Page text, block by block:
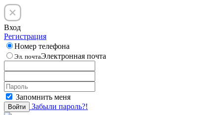
Вход
Регистрация
Номер телефона
Эл. почтаЭлектронная почта
Запомнить меня
Войти Забыли пароль?!